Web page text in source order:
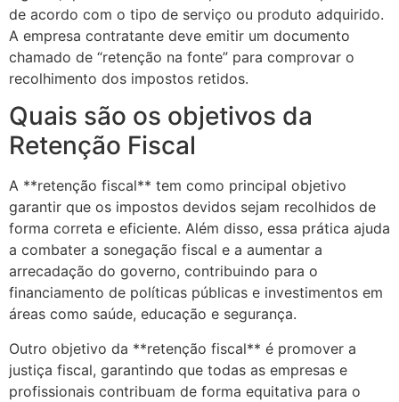
de acordo com o tipo de serviço ou produto adquirido.
A empresa contratante deve emitir um documento
chamado de “retenção na fonte” para comprovar o
recolhimento dos impostos retidos.
Quais são os objetivos da
Retenção Fiscal
A **retenção fiscal** tem como principal objetivo
garantir que os impostos devidos sejam recolhidos de
forma correta e eficiente. Além disso, essa prática ajuda
a combater a sonegação fiscal e a aumentar a
arrecadação do governo, contribuindo para o
financiamento de políticas públicas e investimentos em
áreas como saúde, educação e segurança.
Outro objetivo da **retenção fiscal** é promover a
justiça fiscal, garantindo que todas as empresas e
profissionais contribuam de forma equitativa para o